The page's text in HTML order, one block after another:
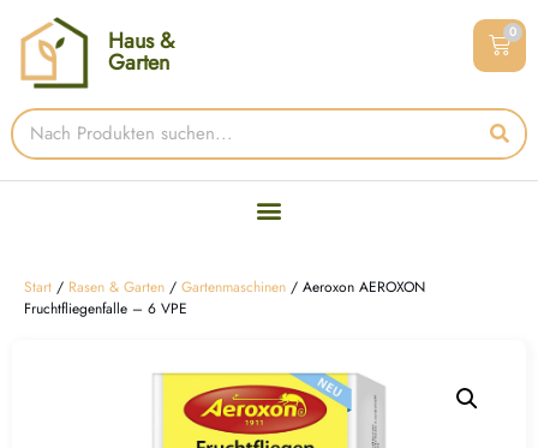
Haus &
Garten
0
Start / Rasen & Garten / Gartenmaschinen / Aeroxon AEROXON
Fruchtfliegenfalle – 6 VPE